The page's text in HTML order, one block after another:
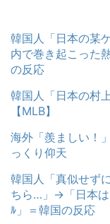
韓国人「日本の某
内で巻き起こった
の反応
韓国人「日本の村
【MLB】
海外「羨ましい！
っくり仰天
韓国人「真似せず
ちら…」→「日本は
ﾙ」＝韓国の反応